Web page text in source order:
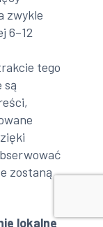
zwykle
6–12
tego
są
zostaną
lokalne